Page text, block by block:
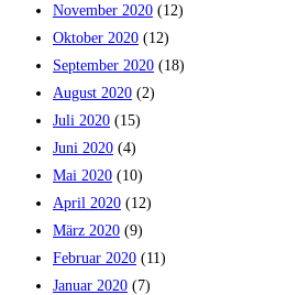
November 2020 (12)
Oktober 2020 (12)
September 2020 (18)
August 2020 (2)
Juli 2020 (15)
Juni 2020 (4)
Mai 2020 (10)
April 2020 (12)
März 2020 (9)
Februar 2020 (11)
Januar 2020 (7)